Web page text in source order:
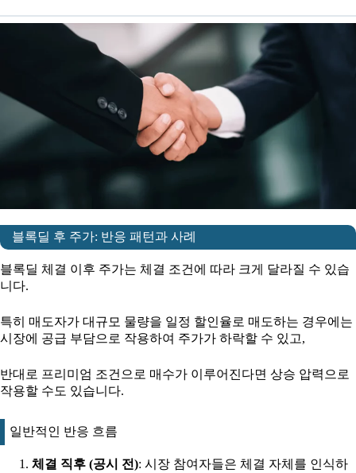
블록딜 후 주가: 반응 패턴과 사례
블록딜 체결 이후 주가는 체결 조건에 따라 크게 달라질 수 있습
니다.
특히 매도자가 대규모 물량을 일정 할인율로 매도하는 경우에는
시장에 공급 부담으로 작용하여 주가가 하락할 수 있고,
반대로 프리미엄 조건으로 매수가 이루어진다면 상승 압력으로
작용할 수도 있습니다.
일반적인 반응 흐름
체결 직후 (공시 전): 시장 참여자들은 체결 자체를 인식하